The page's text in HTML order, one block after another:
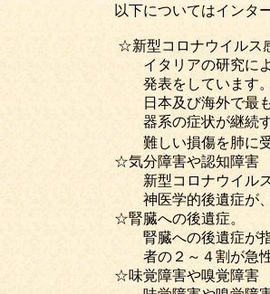
以下についてはインターネッ
☆新型コロナウイルス感染が
イタリアの研究によると、新型
発表をしています。新型コロナ
日本及び海外で最も指摘されて
器系の症状が継続する、息苦
難しい損傷を肺に受ける可
☆気分障害や認知障害
新型コロナウイルスに感染した
神医学的後遺症が、新型コロナ
☆腎臓への後遺症。
腎臓への後遺症が指摘されてい
者の２～４割が急性腎不全な
☆味覚障害や嗅覚障害